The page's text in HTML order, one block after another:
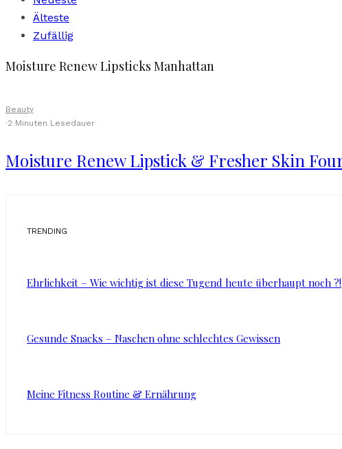
Älteste
Zufällig
Moisture Renew Lipsticks Manhattan
Beauty
·2 Minuten Lesedauer
Moisture Renew Lipstick & Fresher Skin
TRENDING
Ehrlichkeit – Wie wichtig ist diese Tugend heute überhaupt noch ?!
Gesunde Snacks – Naschen ohne schlechtes Gewissen
Meine Fitness Routine & Ernährung